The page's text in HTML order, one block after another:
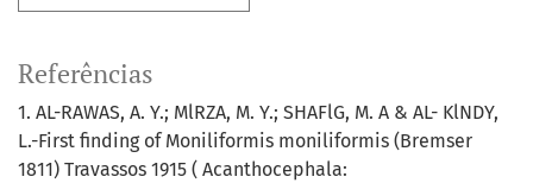
Referências
1. AL-RAWAS, A. Y.; MlRZA, M. Y.; SHAFlG, M. A & AL- KlNDY,
L.-First finding of Moniliformis moniliformis (Bremser
1811) Travassos 1915 ( Acanthocephala: